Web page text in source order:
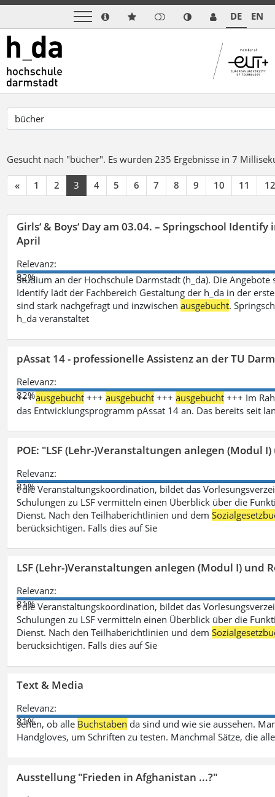
DE EN
Gesucht nach "bücher". Es wurden 235 Ergebnisse in 7
« 1 2 3 4 5 6 7 8 9 10 11 12
Girls‘ & Boys‘ Day am 03.04. – Springschool
April
Relevanz:
82%
Studium an der Hochschule Darmstadt (h_da). Die
Identify lädt der Fachbereich Gestaltung der h_da in der
sind stark nachgefragt und inzwischenausgebucht.
h_da veranstaltet
pAssat 14 - professionelle Assistenz an der TU
Relevanz:
82%
+++ausgebucht +++ausgebucht +++ausgebucht +++ Im
das Entwicklungsprogramm pAssat 14 an. Das bereits seit
POE: "LSF (Lehr-)Veranstaltungen anlegen (Modul
Relevanz:
81%
t die Veranstaltungskoordination, bildet das
Schulungen zu LSF vermitteln einen Überblick über die
Dienst. Nach den Teilhaberichtlinien und dem
berücksichtigen. Falls dies auf Sie
LSF (Lehr-)Veranstaltungen anlegen (Modul I) und
Relevanz:
81%
t die Veranstaltungskoordination, bildet das
Schulungen zu LSF vermitteln einen Überblick über die
Dienst. Nach den Teilhaberichtlinien und dem
berücksichtigen. Falls dies auf Sie
Text & Media
Relevanz:
81%
sehen, ob alle Buchstaben da sind und wie sie aussehen.
Handgloves, um Schriften zu testen. Manchmal Sätze, die
Ausstellung "Frieden in Afghanistan ...?"